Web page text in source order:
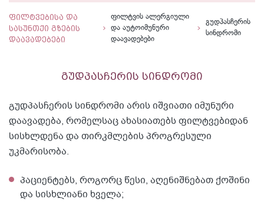
ფილტვებისა და
სასუნთქი გზების
დაავადებები
ფილტვის ალერგიული
და აუტოიმუნური
დაავადებები
გუდპასჩერის
სინდრომი
გუდპასჩერის სინდრომი
გუდპასჩერის სინდრომი არის იშვიათი იმუნური
დაავადება, რომელსაც ახასიათებს ფილტვებიდან
სისხლდენა და თირკმლების პროგრესული
უკმარისობა.
პაციენტებს, როგორც წესი, აღენიშნებათ ქოშინი
და სისხლიანი ხველა;